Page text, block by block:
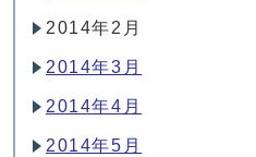
2014年2月
2014年3月
2014年4月
2014年5月